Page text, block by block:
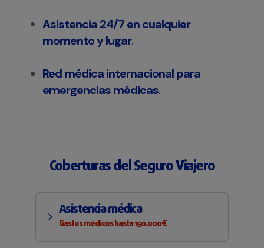
Asistencia 24/7 en cualquier
momento y lugar.
Red médica internacional para
emergencias médicas.
Coberturas del Seguro Viajero
Asistencia médica
Gastos médicos hasta 150.000€